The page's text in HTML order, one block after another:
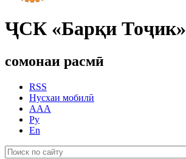
ҶСК «Барқи Тоҷик»
сомонаи расмӣ
RSS
Нусхаи мобилӣ
AAA
Ру
En